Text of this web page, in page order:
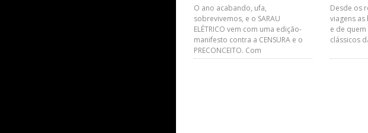
O ano acabando, ufa,
sobrevivemos, e o SARAU
ELÉTRICO vem com uma edição-
manifesto contra a CENSURA e o
PRECONCEITO. Com
Desde os
viagens
e de
clássicos